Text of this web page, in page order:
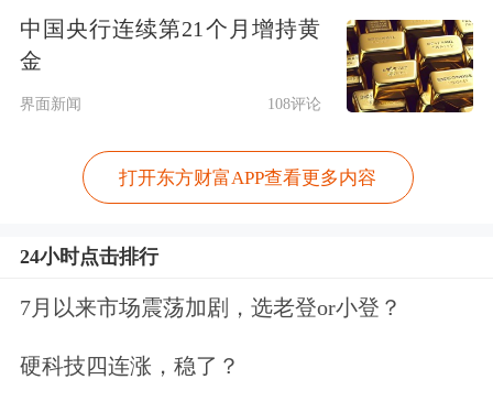
要求，2024年5月18日之前发放的住房
公积金贷款，贷款期限在1年以上的，
贷款期限为1年的，贷款利率不作调
新受理贷款和5月18日前未发放的贷款
利率统一按照央行要求执行。存量贷款
中国央行连续第21个月增持黄
金
界面新闻 108评论
打开东方财富APP查看更多内容
24小时点击排行
7月以来市场震荡加剧，选老登or小登？
硬科技四连涨，稳了？